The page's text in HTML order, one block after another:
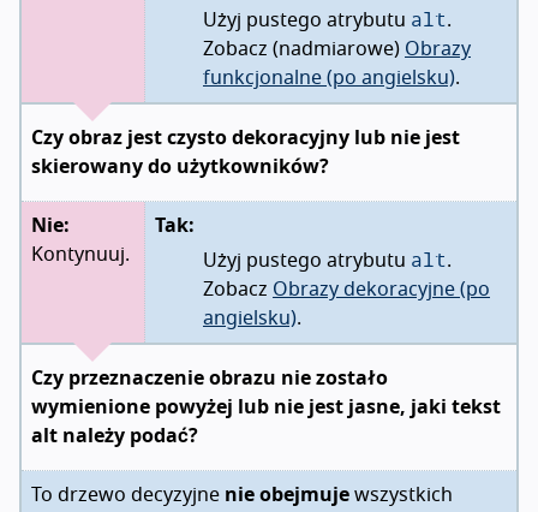
Użyj pustego atrybutu alt.
Zobacz (nadmiarowe) Obrazy
funkcjonalne (po angielsku).
Czy obraz jest czysto dekoracyjny lub nie jest
skierowany do użytkowników?
Tak:
Użyj pustego atrybutu alt.
Zobacz Obrazy dekoracyjne (po
angielsku).
Nie:
Kontynuuj.
Czy przeznaczenie obrazu nie zostało
wymienione powyżej lub nie jest jasne, jaki tekst
alt należy podać?
To drzewo decyzyjne nie obejmuje wszystkich